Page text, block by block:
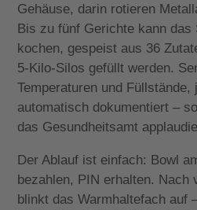
Gehäuse, darin rotieren
Bis zu fünf Gerichte kann das
kochen, gespeist aus 36
5-Kilo-Silos gefüllt werden.
Temperaturen und Füllstände,
automatisch dokumentiert –
das Gesundheitsamt
Der Ablauf ist einfach: Bowl
bezahlen, PIN erhalten. Nach
blinkt das Warmhaltefach auf